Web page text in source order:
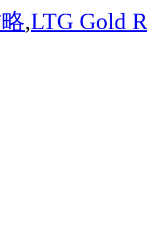
,LTG Gold